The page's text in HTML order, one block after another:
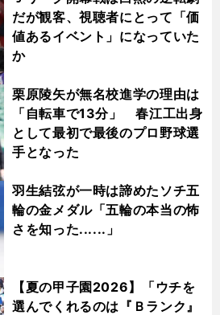
だが観客、視聴者にとって「価
値あるイベント」になっていた
か
栗原陵矢が無名校進学の理由は
「自転車で13分」 春江工出身
として最初で最後のプロ野球選
手となった
羽生結弦が一時は諦めたソチ五
輪の金メダル「五輪の本当の怖
さを知った......」
【夏の甲子園2026】「ウチを
選んでくれるのは『Ｂランク』